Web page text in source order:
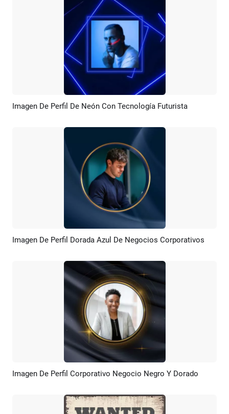
Previsualizar Crear IA
Imagen De Perfil De Neón Con Tecnología Futurista
Previsualizar Crear IA
Imagen De Perfil Dorada Azul De Negocios Corporativos
Previsualizar Crear IA
Imagen De Perfil Corporativo Negocio Negro Y Dorado